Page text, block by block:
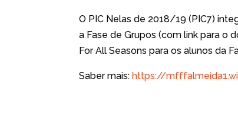
O PIC Nelas de 2018/19 (PIC7)
a Fase de Grupos (com link para o
For All Seasons para os alunos da
Saber mais:https://